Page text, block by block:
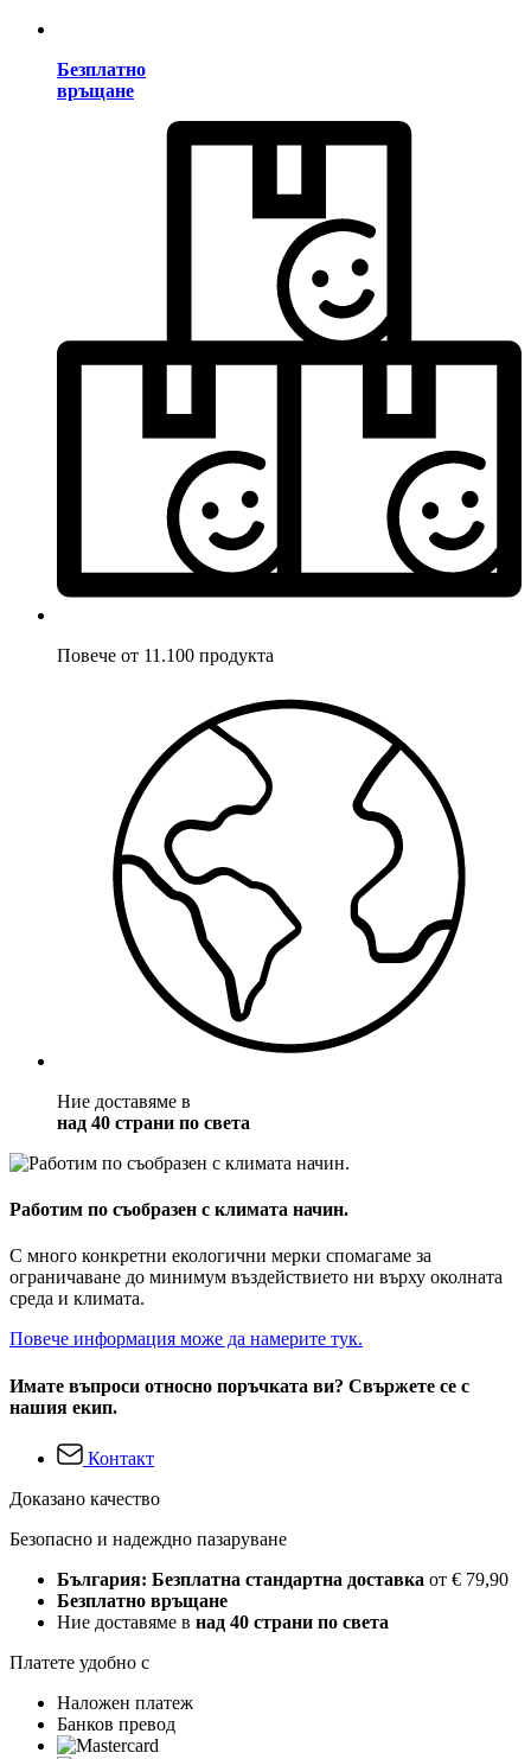
Безплатно
връщане
Повече от 11.100 продукта
Ние доставяме в
над 40 страни по света
Работим по съобразен с климата начин.
С много конкретни екологични мерки спомагаме за
ограничаване до минимум въздействието ни върху околната
среда и климата.
Повече информация може да намерите тук.
Имате въпроси относно поръчката ви? Свържете се с
нашия екип.
Контакт
Доказано качество
Безопасно и надеждно пазаруване
България: Безплатна стандартна доставка от € 79,90
Безплатно връщане
Ние доставяме в над 40 страни по света
Платете удобно с
Наложен платеж
Банков превод